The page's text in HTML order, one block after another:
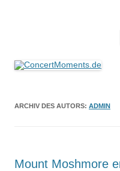
ARCHIV DES AUTORS: ADMIN
Mount Moshmore